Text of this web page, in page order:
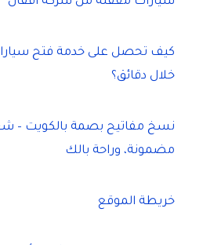
كيف تحصل على خدمة فتح
خلال دقائق؟
نسخ مفاتيح بصمة بالكويت –
مضمونة، وراحة بالك
خريطة الموقع